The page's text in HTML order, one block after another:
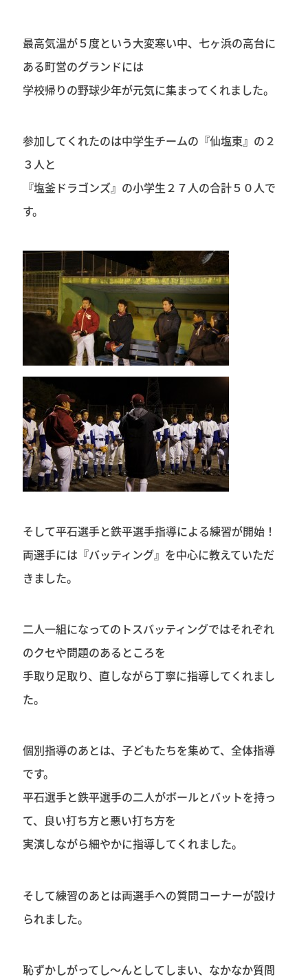
最高気温が５度という大変寒い中、七ヶ浜の高台に
ある町営のグランドには
学校帰りの野球少年が元気に集まってくれました。
参加してくれたのは中学生チームの『仙塩東』の２
３人と
『塩釜ドラゴンズ』の小学生２７人の合計５０人で
す。
そして平石選手と鉄平選手指導による練習が開始！
両選手には『バッティング』を中心に教えていただ
きました。
二人一組になってのトスバッティングではそれぞれ
のクセや問題のあるところを
手取り足取り、直しながら丁寧に指導してくれまし
た。
個別指導のあとは、子どもたちを集めて、全体指導
です。
平石選手と鉄平選手の二人がボールとバットを持っ
て、良い打ち方と悪い打ち方を
実演しながら細やかに指導してくれました。
そして練習のあとは両選手への質問コーナーが設け
られました。
恥ずかしがってし～んとしてしまい、なかなか質問